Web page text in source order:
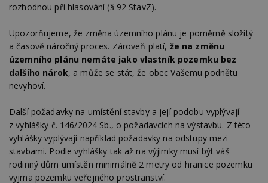
rozhodnou při hlasování (§ 92 StavZ).
Upozorňujeme, že změna územního plánu je poměrně složitý
a časově náročný proces. Zároveň platí, že na změnu
územního plánu nemáte jako vlastník pozemku bez
dalšího nárok, a může se stát, že obec Vašemu podnětu
nevyhoví.
Další požadavky na umístění stavby a její podobu vyplývají
z vyhlášky č. 146/2024 Sb., o požadavcích na výstavbu. Z této
vyhlášky vyplývají například požadavky na odstupy mezi
stavbami. Podle vyhlášky tak až na výjimky musí být váš
rodinný dům umístěn minimálně 2 metry od hranice pozemku
vyjma pozemku veřejného prostranství.